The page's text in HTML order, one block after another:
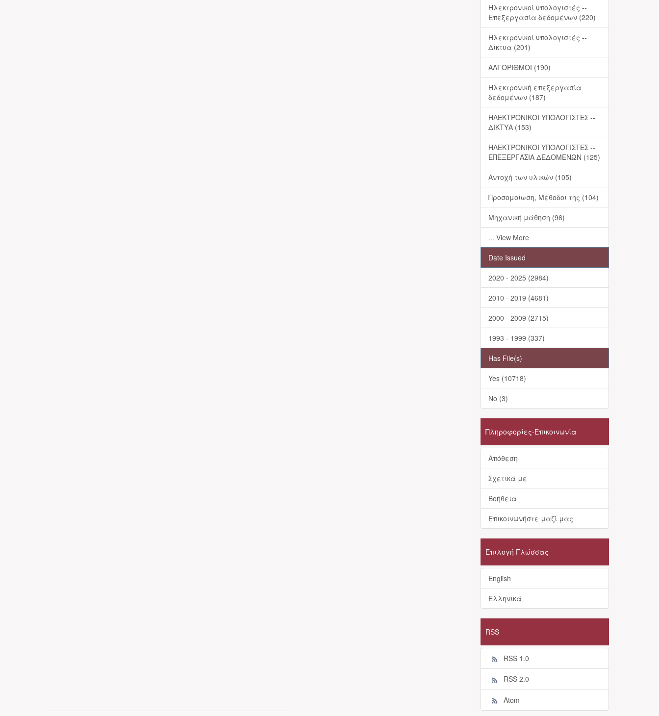
Ηλεκτρονικοί υπολογιστές --
Επεξεργασία δεδομένων (220)
Ηλεκτρονικοί υπολογιστές --
Δίκτυα (201)
ΑΛΓΟΡΙΘΜΟΙ (190)
Ηλεκτρονική επεξεργασία
δεδομένων (187)
ΗΛΕΚΤΡΟΝΙΚΟΙ ΥΠΟΛΟΓΙΣΤΕΣ --
ΔΙΚΤΥΑ (153)
ΗΛΕΚΤΡΟΝΙΚΟΙ ΥΠΟΛΟΓΙΣΤΕΣ --
ΕΠΕΞΕΡΓΑΣΙΑ ΔΕΔΟΜΕΝΩΝ (125)
Αντοχή των υλικών (105)
Προσομοίωση, Μέθοδοι της (104)
Μηχανική μάθηση (96)
... View More
Date Issued
2020 - 2025 (2984)
2010 - 2019 (4681)
2000 - 2009 (2715)
1993 - 1999 (337)
Has File(s)
Yes (10718)
No (3)
Πληροφορίες-Επικοινωνία
Απόθεση
Σχετικά με
Βοήθεια
Επικοινωνήστε μαζί μας
Επιλογή Γλώσσας
English
Ελληνικά
RSS
RSS 1.0
RSS 2.0
Atom